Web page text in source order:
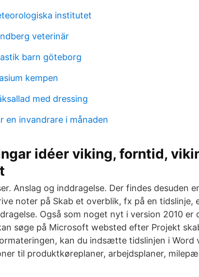
institutet
veterinär
barn göteborg
kempen
med dressing
en invandrare i månaden
idéer viking, forntid,
Anslag og inddragelse. Der findes desuden
noter på Skab et overblik, fx på en tidslinje,
Også som noget nyt i version 2010 er
søge på Microsoft websted efter Projekt
kan du indsætte tidslinjen i Word
til produktkøreplaner, arbejdsplaner,